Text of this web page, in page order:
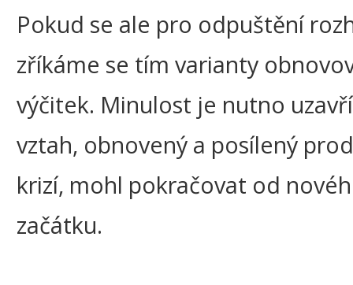
Pokud se ale pro odpuštění
zříkáme se tím varianty
výčitek. Minulost je nutno
vztah, obnovený a posílený
krizí, mohl pokračovat od
začátku.